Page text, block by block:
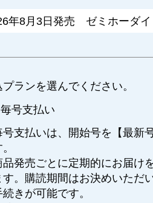
プランを選んでください。
毎号支払い
支払いは、開始号を【最新
発売ごとに定期的にお届け
す。購読期間はお決めいただ
きが可能です。